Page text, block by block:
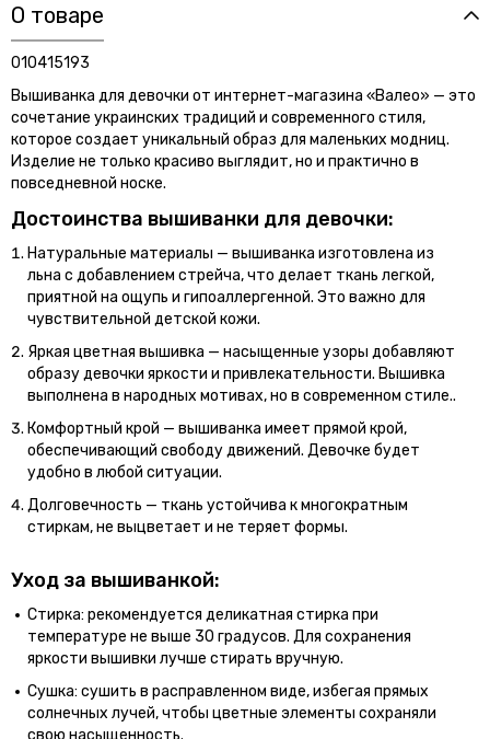
О товаре
010415193
Вышиванка для девочки от интернет-магазина «Валео» — это
сочетание украинских традиций и современного стиля,
которое создает уникальный образ для маленьких модниц.
Изделие не только красиво выглядит, но и практично в
повседневной носке.
Достоинства вышиванки для девочки:
Натуральные материалы — вышиванка изготовлена из
льна с добавлением стрейча, что делает ткань легкой,
приятной на ощупь и гипоаллергенной. Это важно для
чувствительной детской кожи.
Яркая цветная вышивка — насыщенные узоры добавляют
образу девочки яркости и привлекательности. Вышивка
выполнена в народных мотивах, но в современном стиле..
Комфортный крой — вышиванка имеет прямой крой,
обеспечивающий свободу движений. Девочке будет
удобно в любой ситуации.
Долговечность — ткань устойчива к многократным
стиркам, не выцветает и не теряет формы.
Уход за вышиванкой:
Стирка: рекомендуется деликатная стирка при
температуре не выше 30 градусов. Для сохранения
яркости вышивки лучше стирать вручную.
Сушка: сушить в расправленном виде, избегая прямых
солнечных лучей, чтобы цветные элементы сохраняли
свою насыщенность.